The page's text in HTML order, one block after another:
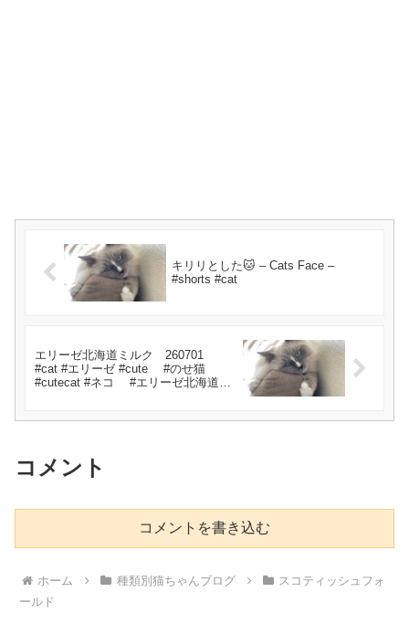
キリリとした🐱 – Cats Face –
#shorts #cat
エリーゼ北海道ミルク 260701
#cat #エリーゼ #cute #のせ猫
#cutecat #ネコ #エリーゼ北海道ミ
コメント
コメントを書き込む
ホーム 種類別猫ちゃんブログ
スコティッシュフォ
ールド